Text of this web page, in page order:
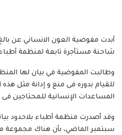
أبدت مفوضية العون الانساني عن
شاحنة مستأجرة تابعة لمنظمة أطباء
وطالبت المفوضية في بيان لها
للقيام بدوره فى منع و إدانة مثل
المساعدات الإنسانية للمحتاجين
سبتمبر الماضي، بأن هناك مجموعة